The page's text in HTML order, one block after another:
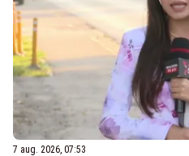
7 aug. 2026, 07:53